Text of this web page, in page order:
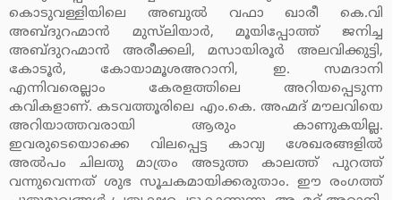
കൊടുവള്ളിയിലെ അബുല്‍ വഫാ ഖാരീ കെ.വി
അബ്ദുറഹ്മാന്‍ മുസ്‌ലിയാര്‍, മൂയിപ്പോത്ത് ജനിച്ച
അബ്ദുറഹ്മാന്‍ അരീക്കലി, മസായിരൂര്‍ അലവിക്കുട്ടി,
കോടൂര്‍, കോയാമൂശഅറാനി, ഇ. സമദാനി
എന്നിവരെല്ലാം കേരളത്തിലെ അറിയപ്പെടുന്ന
കവികളാണ്. കടവത്തൂരിലെ എം.കെ. അഹ്മദ് മൗലവിയെ
അറിയാത്തവരായി ആരും കാണുകയില്ല.
ഇവരുടെയൊക്കെ വിലപ്പെട്ട കാവ്യ ശേഖരങ്ങളില്‍
അല്‍പം ചിലതു മാത്രം അടുത്ത കാലത്ത് പുറത്ത്
വന്നുവെന്നത് ശുഭ സൂചകമായിക്കരുതാം. ഈ രംഗത്ത്